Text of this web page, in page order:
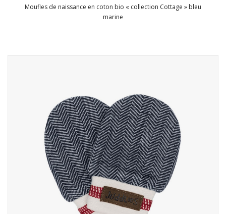
Moufles de naissance en coton bio « collection Cottage » bleu
marine